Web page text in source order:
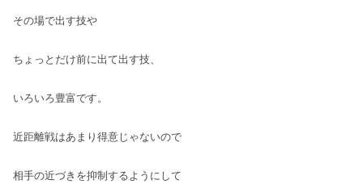
その場で出す技や
ちょっとだけ前に出て出す技、
いろいろ豊富です。
近距離戦はあまり得意じゃないので
相手の近づきを抑制するようにして